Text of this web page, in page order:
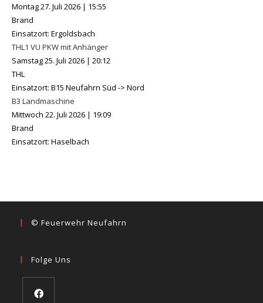
Montag 27. Juli 2026 | 15:55
Brand
Einsatzort: Ergoldsbach
THL1 VU PKW mit Anhänger
Samstag 25. Juli 2026 | 20:12
THL
Einsatzort: B15 Neufahrn Süd -> Nord
B3 Landmaschine
Mittwoch 22. Juli 2026 | 19:09
Brand
Einsatzort: Haselbach
© Feuerwehr Neufahrn
Folge Uns